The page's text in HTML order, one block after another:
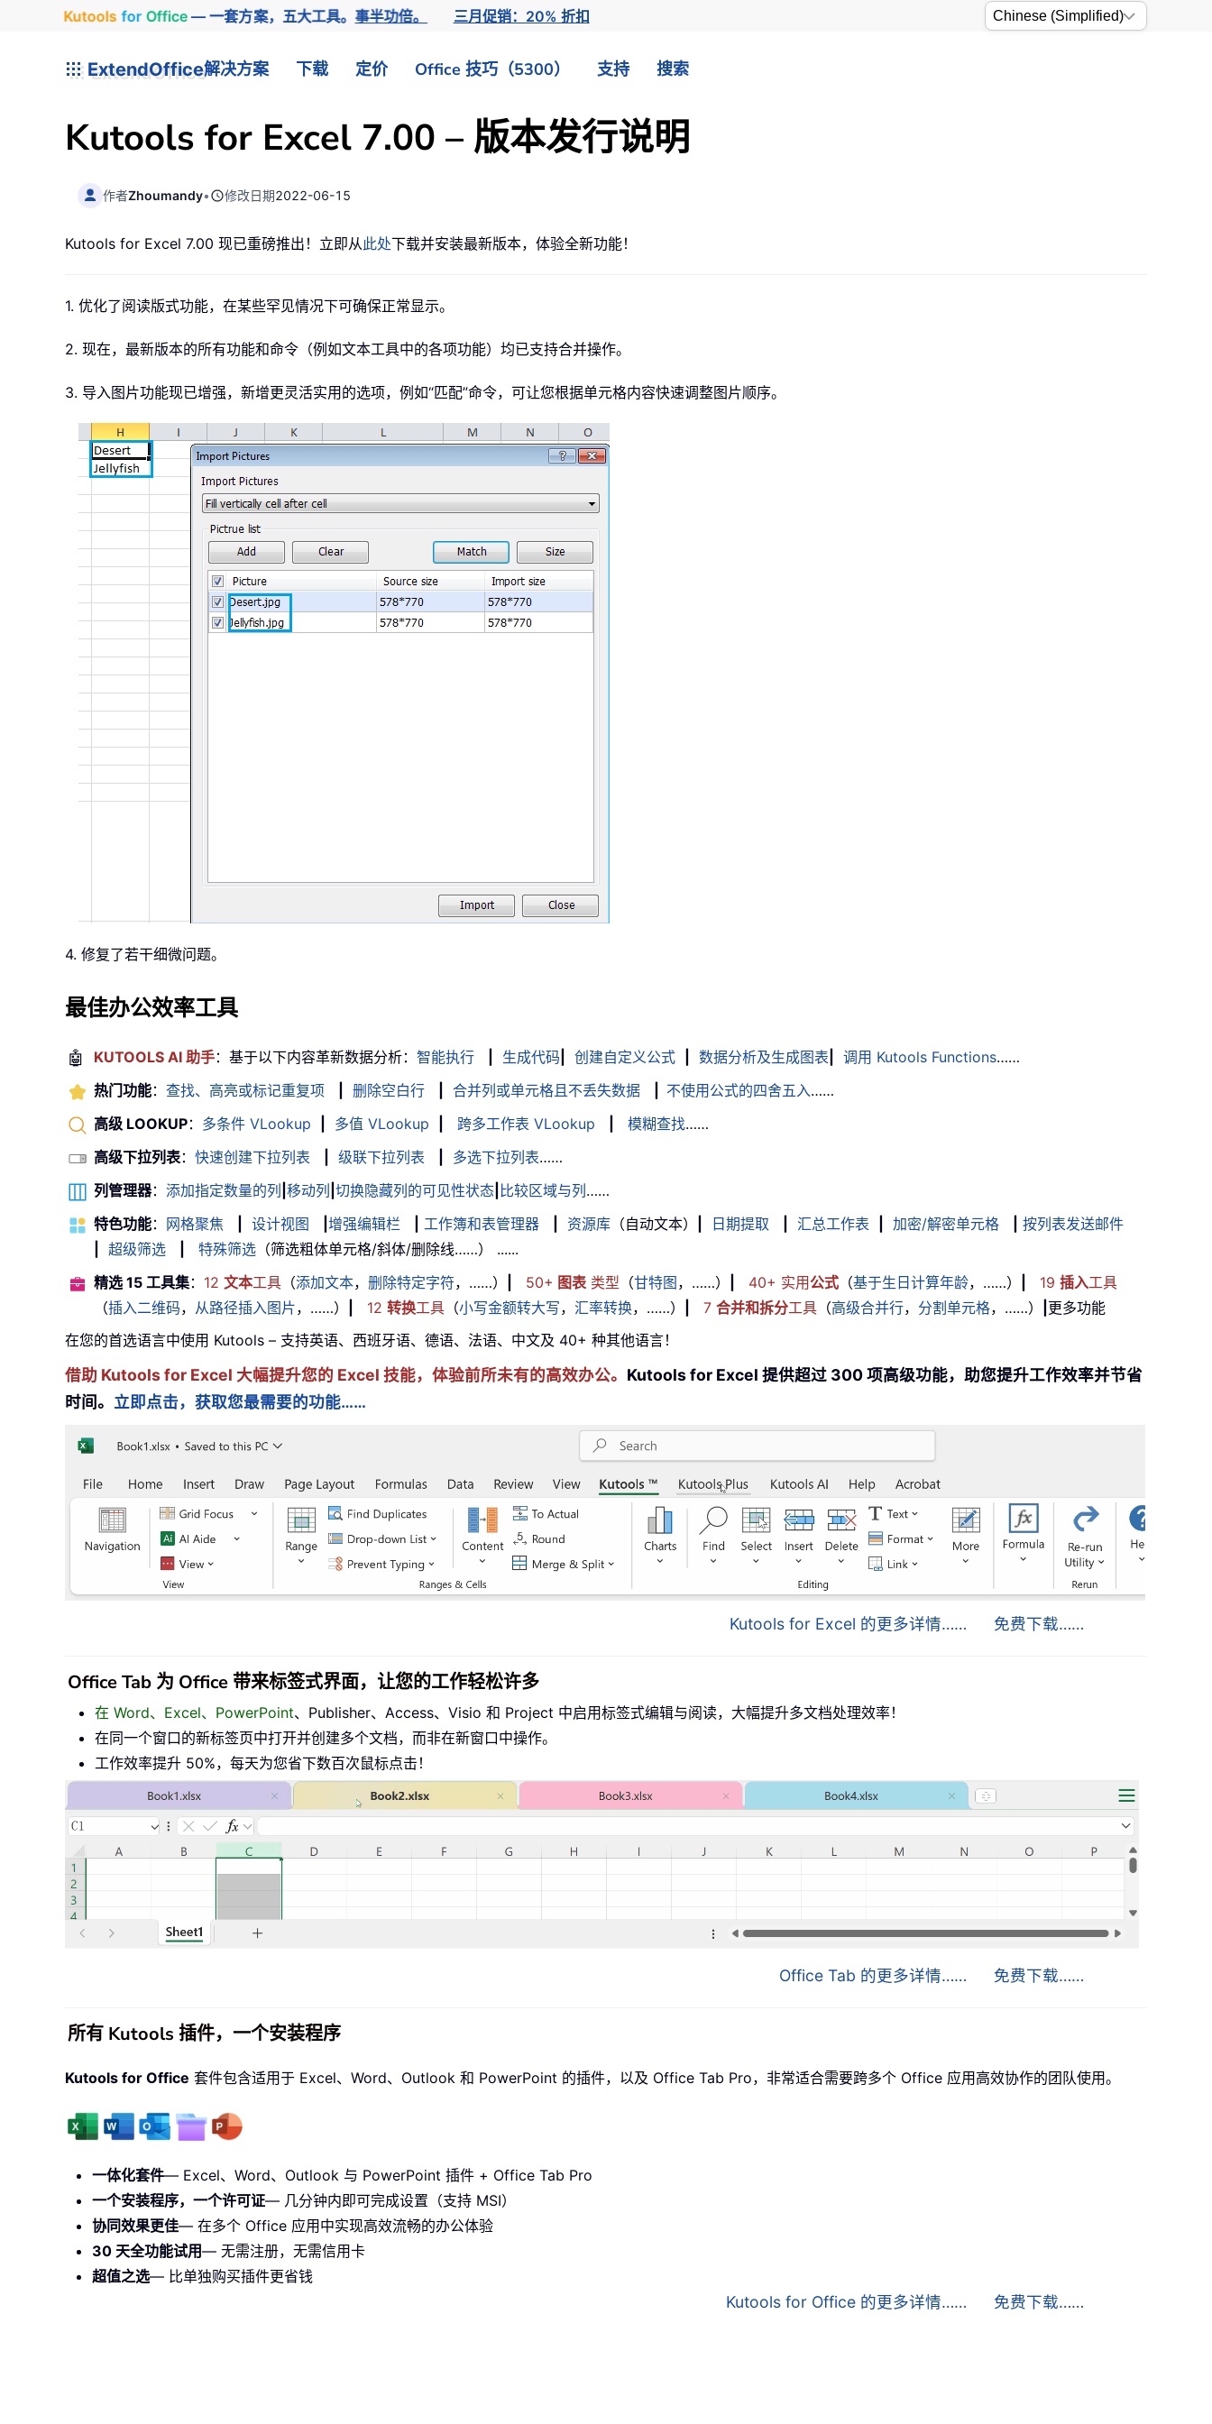
Kutools for Office— 一套方案，五大工具。事半功倍。 三月促销：20% 折扣
ExtendOffice解决方案 下载 定价 Office 技巧（5300） 支持 搜索
Kutools for Excel 7.00 – 版本发行说明
作者Zhoumandy• 修改日期2022-06-15
Kutools for Excel 7.00 现已重磅推出！立即从此处下载并安装最新版本，体验全新功能！
1. 优化了阅读版式功能，在某些罕见情况下可确保正常显示。
2. 现在，最新版本的所有功能和命令（例如文本工具中的各项功能）均已支持合并操作。
3. 导入图片功能现已增强，新增更灵活实用的选项，例如“匹配”命令，可让您根据单元格内容快速调整图片顺序。
4. 修复了若干细微问题。
最佳办公效率工具
🤖 KUTOOLS AI 助手：基于以下内容革新数据分析： 智能执行 生成代码 创建自定义公式 数据分析及生成图表 调用 Kutools Functions……
热门功能： 查找、高亮或标记重复项 删除空白行 合并列或单元格且不丢失数据 不使用公式的四舍五入……
高级 LOOKUP： 多条件 VLookup 多值 VLookup 跨多工作表 VLookup 模糊查找……
高级下拉列表： 快速创建下拉列表 级联下拉列表 多选下拉列表……
列管理器： 添加指定数量的列 移动列 切换隐藏列的可见性状态 比较区域与列 ……
特色功能： 网格聚焦 设计视图 增强编辑栏 工作簿和表管理器 资源库 （自动文本） 日期提取 汇总工作表 加密/解密单元格
按列表发送邮件
超级筛选 特殊筛选 （筛选粗体单元格/斜体/删除线……） ......
精选 15 工具集： 12 文本工具 （添加文本， 删除特定字符，……） 50+ 图表类型 （甘特图 ，……） 40+ 实用公式 （基于生日计算年龄，……） 19 插入工具
（插入二维码， 从路径插入图片，……） 12 转换工具 （小写金额转大写， 汇率转换，……） 7 合并和拆分工具 （高级合并行， 分割单元格，……）
更多功能
在您的首选语言中使用 Kutools – 支持英语、西班牙语、德语、法语、中文及 40+ 种其他语言！
借助 Kutools for Excel 大幅提升您的 Excel 技能，体验前所未有的高效办公。 Kutools for Excel 提供超过 300 项高级功能，助您提升工作效率并节省
时间。 立即点击，获取您最需要的功能……
Kutools for Excel 的更多详情…… 免费下载……
Office Tab 为 Office 带来标签式界面，让您的工作轻松许多
在 Word、Excel、PowerPoint、Publisher、Access、Visio 和 Project 中启用标签式编辑与阅读，大幅提升多文档处理效率！
在同一个窗口的新标签页中打开并创建多个文档，而非在新窗口中操作。
工作效率提升 50%，每天为您省下数百次鼠标点击！
Office Tab 的更多详情…… 免费下载……
所有 Kutools 插件，一个安装程序
Kutools for Office 套件包含适用于 Excel、Word、Outlook 和 PowerPoint 的插件，以及 Office Tab Pro，非常适合需要跨多个 Office 应用高效协作的团队使用。
一体化套件— Excel、Word、Outlook 与 PowerPoint 插件 + Office Tab Pro
一个安装程序，一个许可证— 几分钟内即可完成设置（支持 MSI）
协同效果更佳— 在多个 Office 应用中实现高效流畅的办公体验
30 天全功能试用— 无需注册，无需信用卡
超值之选— 比单独购买插件更省钱
Kutools for Office 的更多详情…… 免费下载……